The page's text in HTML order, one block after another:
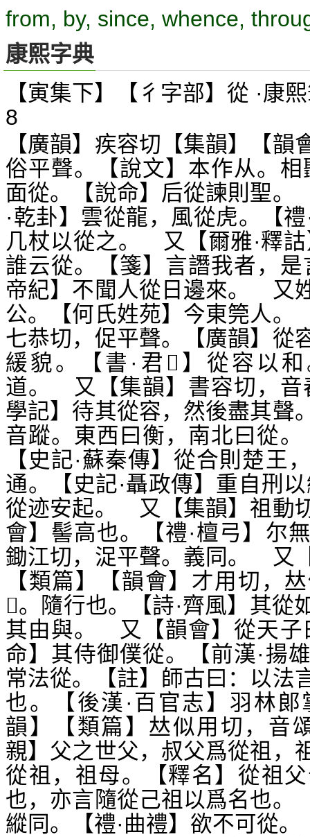
from, by, since, whence,
康熙字典
【寅集下】【彳字部】從 ·康
8
【廣韻】疾容切【集韻】【韻
俗平聲。【說文】本作从。
面從。【說命】后從諫則聖
·乾卦】雲從龍，風從虎。【
几杖以從之。 又【爾雅·釋詁
誰云從。【箋】言譖我者，
帝紀】不聞人從日邊來。 又
公。【何氏姓苑】今東筦人
七恭切，促平聲。【廣韻】從
緩貌。【書·君 𨻰 】從容以
道。 又【集韻】書容切，音
學記】待其從容，然後盡其
音蹤。東西曰衡，南北曰從
【史記·蘇秦傳】從合則楚
通。【史記·聶政傳】重自 𠛬
從迹安起。 又【集韻】祖動
會】髻高也。【禮·檀弓】尔
鋤江切，浞平聲。義同。 又
【類篇】【韻會】才用切， 𠀤
𨑢。隨行也。【詩·齊風】其從
其由與。 又【韻會】從天子
命】其侍御僕從。【前漢·揚
常法從。【註】師古曰：以法
也。【後漢·百官志】羽林
韻】【類篇】 𠀤似用切，音
親】父之世父，叔父爲從祖，
從祖，祖母。【釋名】從祖
也，亦言隨從己祖以爲名也
縱同。【禮·曲禮】欲不可從